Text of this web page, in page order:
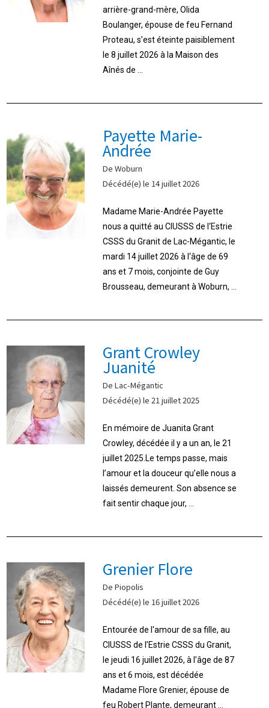
arrière-grand-mère, Olida
Boulanger, épouse de feu Fernand
Proteau, s’est éteinte paisiblement
le 8 juillet 2026 à la Maison des
Aînés de ...
Payette Marie-
Andrée
De Woburn
Décédé(e) le 14 juillet 2026
Madame Marie-Andrée Payette
nous a quitté au CIUSSS de l‘Estrie
CSSS du Granit de Lac-Mégantic, le
mardi 14 juillet 2026 à l‘âge de 69
ans et 7 mois, conjointe de Guy
Brousseau, demeurant à Woburn, ...
Grant Crowley
Juanité
De Lac-Mégantic
Décédé(e) le 21 juillet 2025
En mémoire de Juanita Grant
Crowley, décédée il y a un an, le 21
juillet 2025.Le temps passe, mais
l’amour et la douceur qu’elle nous a
laissés demeurent. Son absence se
fait sentir chaque jour, ...
Grenier Flore
De Piopolis
Décédé(e) le 16 juillet 2026
Entourée de l'amour de sa fille, au
CIUSSS de l’Estrie CSSS du Granit,
le jeudi 16 juillet 2026, à l’âge de 87
ans et 6 mois, est décédée
Madame Flore Grenier, épouse de
feu Robert Plante, demeurant ...